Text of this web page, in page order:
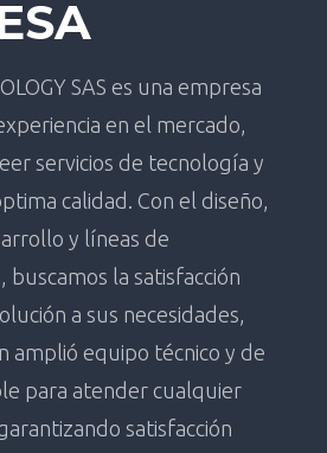
SAS es una empresa
en el mercado,
servicios de tecnología y
calidad. Con el diseño,
y líneas de
la satisfacción
a sus necesidades,
amplió equipo técnico y de
para atender cualquier
satisfacción